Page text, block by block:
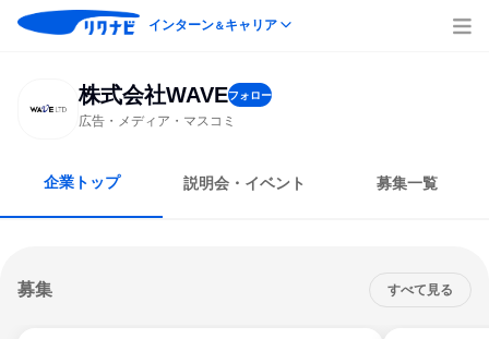
インターン＆キャリア
株式会社WAVEフォロー
広告・メディア・マスコミ
企業トップ 説明会・イベント 募集一覧
募集 すべて見る